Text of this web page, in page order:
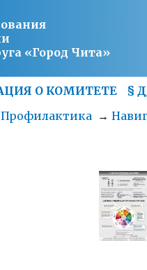
«Город Чита»
О КОМИТЕТЕ §
Профилактика →